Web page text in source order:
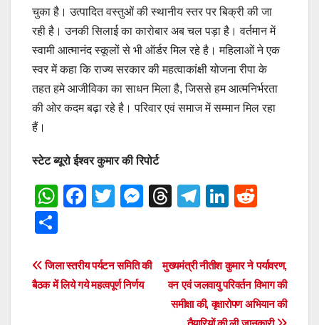
चुका है। उत्पादित वस्तुओं की स्थानीय स्तर पर बिक्री की जा
रही है। उनकी सिलाई का कारोबार अब चल पड़ा है। वर्तमान में
स्वामी आत्मानंद स्कूलों से भी ऑर्डर मिल रहे है। महिलाओं ने एक
स्वर में कहा कि राज्य सरकार की महत्वाकांक्षी योजना रीपा के
तहत हमे आजीविका का साधन मिला है, जिससे हम आत्मनिर्भरता
की ओर कदम बढ़ा रहे है। परिवार एवं समाज में सम्मान मिल रहा
हैं।
स्टेट ब्यूरो ईश्वर कुमार की रिपोर्ट
W
s
A
F
e
b
T
er
M
e
n
T
a
d
s
T
gr
a
m
Li
e
dI
n
di
t
ar
e
Post
navigation
मुख्यमंत्री नीतीश कुमार ने पर्यावरण,
वन एवं जलवायु परिवर्तन विभाग की
समीक्षा की, वृक्षारोपण अभियान की
जिला स्तरीय पर्यटन समिति की
बैठक में लिये गये महत्वपूर्ण निर्णय